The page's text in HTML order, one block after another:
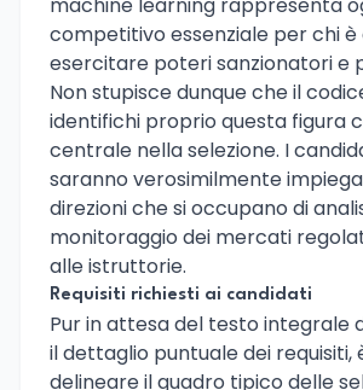
machine learning rappresenta
competitivo essenziale per chi
esercitare poteri sanzionatori e
Non stupisce dunque che il
identifichi proprio questa figura
centrale nella selezione. I
saranno verosimilmente
direzioni che si occupano di
monitoraggio dei mercati
alle istruttorie.
Requisiti richiesti ai candidati
Pur in attesa del testo integrale
il dettaglio puntuale dei requisiti,
delineare il quadro tipico delle